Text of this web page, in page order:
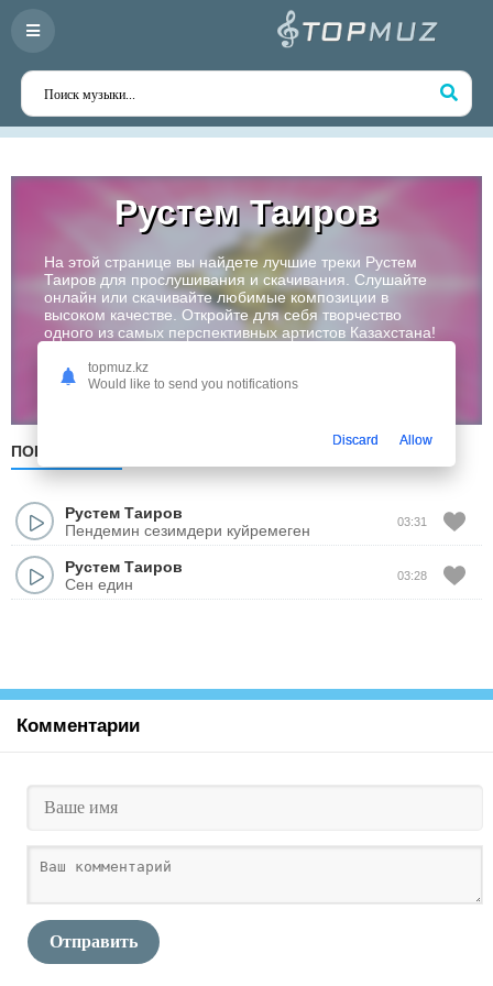
Рустем Таиров
На этой странице вы найдете лучшие треки Рустем
Таиров для прослушивания и скачивания. Слушайте
онлайн или скачивайте любимые композиции в
высоком качестве. Откройте для себя творчество
одного из самых перспективных артистов Казахстана!
Слушать
ПОПУЛЯРНЫЕ
Рустем Таиров
Пендемин сезимдери куйремеген
03:31
Рустем Таиров
Сен един
03:28
Комментарии
Отправить
topmuz.kz
Would like to send you notifications
Discard Allow